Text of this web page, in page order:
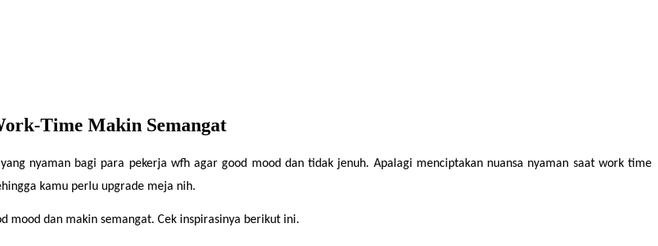
Time Makin Semangat
nyaman bagi para pekerja wfh agar good mood dan tidak jenuh. Apalagi menciptakan nuansa nyaman saat work time
kamu perlu upgrade meja nih.
mood dan makin semangat. Cek inspirasinya berikut ini.